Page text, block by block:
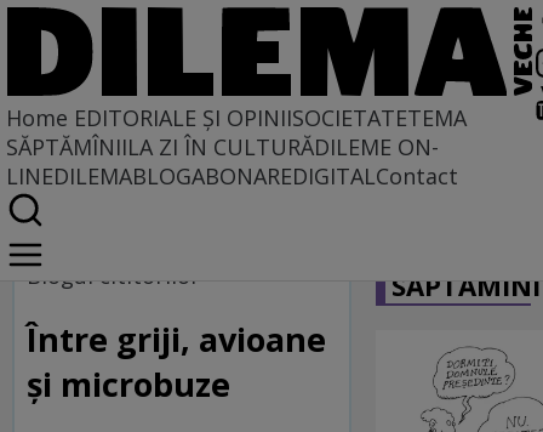
Home EDITORIALE ȘI OPINIISOCIETATETEMA
SĂPTĂMÎNIILA ZI ÎN CULTURĂDILEME ON-
LINEDILEMABLOGABONAREDIGITALContact
Home
Blogul cititorilor
Blogul cititorilor
Între griji, avioane
și microbuze